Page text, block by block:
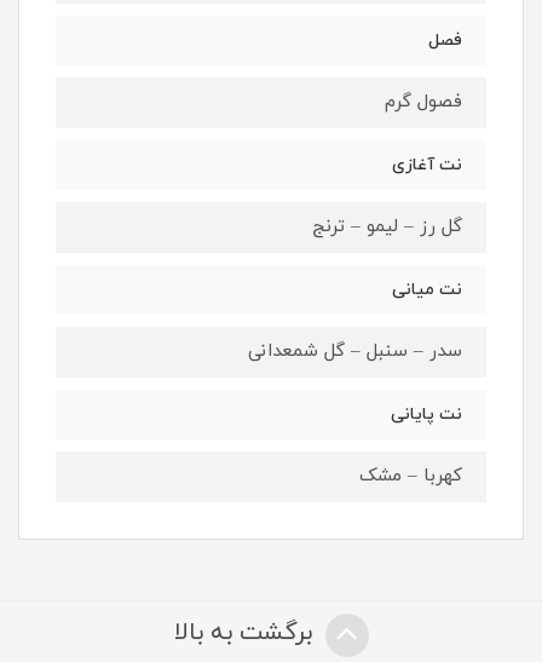
فصل
فصول گرم
نت آغازی
گل رز – لیمو – ترنج
نت میانی
سدر – سنبل – گل شمعدانی
نت پایانی
کهربا – مشک
برگشت به بالا